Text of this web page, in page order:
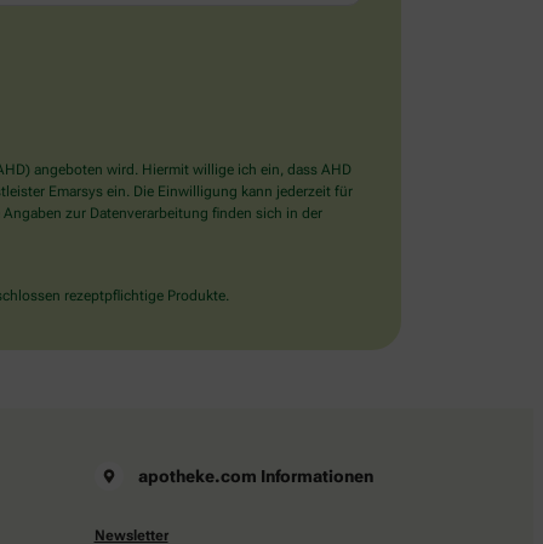
angeboten wird. Hiermit willige ich ein, dass AHD
Emarsys ein. Die Einwilligung kann jederzeit für
zur Datenverarbeitung finden sich in der
rezeptpflichtige Produkte.
apotheke.com Informationen
Newsletter